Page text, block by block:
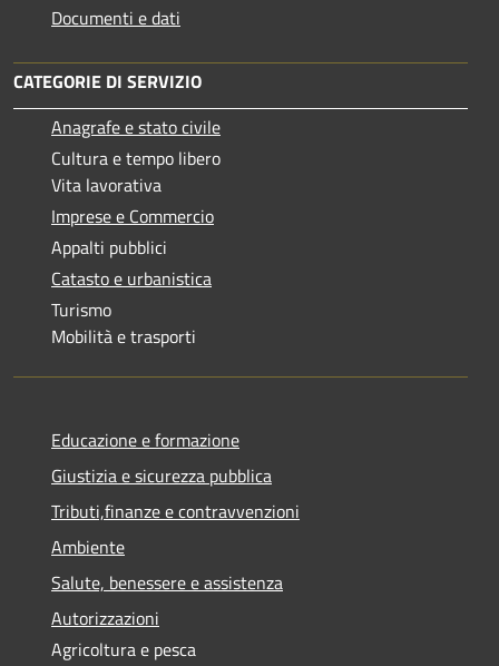
Documenti e dati
CATEGORIE DI SERVIZIO
Anagrafe e stato civile
Cultura e tempo libero
Vita lavorativa
Imprese e Commercio
Appalti pubblici
Catasto e urbanistica
Turismo
Mobilità e trasporti
Educazione e formazione
Giustizia e sicurezza pubblica
Tributi,finanze e contravvenzioni
Ambiente
Salute, benessere e assistenza
Autorizzazioni
Agricoltura e pesca